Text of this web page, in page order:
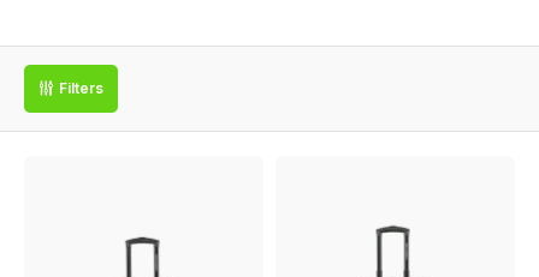
Filters